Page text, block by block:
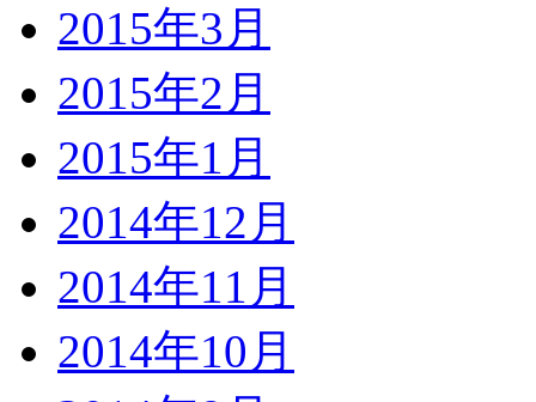
2015年3月
2015年2月
2015年1月
2014年12月
2014年11月
2014年10月